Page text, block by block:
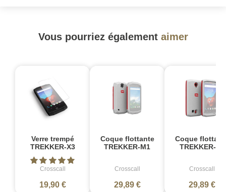
Vous pourriez également aimer
Verre trempé
TREKKER-X3
Crosscall
19,90 €
Coque flottante
TREKKER-M1
Crosscall
29,89 €
Coque
TREKKER-X3
Crosscall
29,89 €